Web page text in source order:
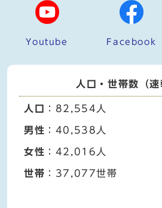
Youtube Facebook
人口・世帯数（速
人口 ：82,554人
男性 ：40,538人
女性 ：42,016人
世帯 ：37,077世帯